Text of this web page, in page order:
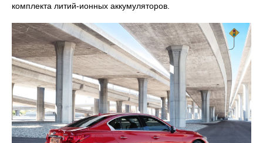
комплекта литий-ионных аккумуляторов.